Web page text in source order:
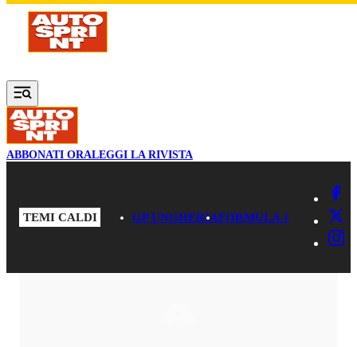
Vai al contenuto principale
ABBONATI ORALEGGI LA RIVISTA
TEMI CALDI GP UNGHERIAFORMULA 1